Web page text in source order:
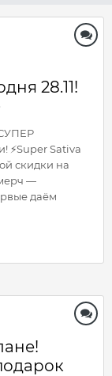
28.11!
СУПЕР
Sativa
скидки на
—
даём